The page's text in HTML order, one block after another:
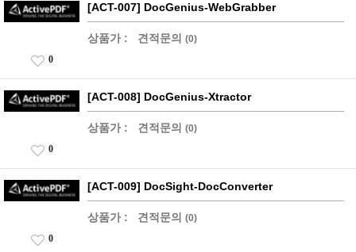
[ACT-007] DocGenius-WebGrabber
상품가 : 견적문의 (0)
0
[ACT-008] DocGenius-Xtractor
상품가 : 견적문의 (0)
0
[ACT-009] DocSight-DocConverter
상품가 : 견적문의 (0)
0